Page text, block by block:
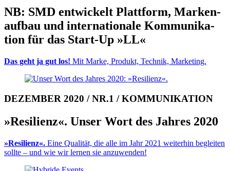
NB: SMD ent­wic­kelt Platt­form, Marken­
auf­bau und inter­na­tio­nale Kommuni­ka­
tion für das Start-Up »LL«
Das geht ja gut los! Mit Marke, Pro­dukt, Technik, Marke­ting.
DEZEMBER 2020 / NR.1 / KOMMUNIKATION
»Resilienz«. Unser Wort des Jahres 2020
»Resilienz«. Eine Qualität, die alle im Jahr 2021 weiterhin begleiten
sollte – und wie wir lernen sie anzuwenden!